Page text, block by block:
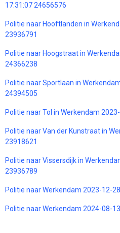
17:31:07 24656576
Politie naar Hooftlanden in
23936791
Politie naar Hoogstraat in
24366238
Politie naar Sportlaan in
24394505
Politie naar Tol in Werkendam
Politie naar Van der Kunstraat in
23918621
Politie naar Vissersdijk in
23936789
Politie naar Werkendam 2023-12-
Politie naar Werkendam 2024-08-